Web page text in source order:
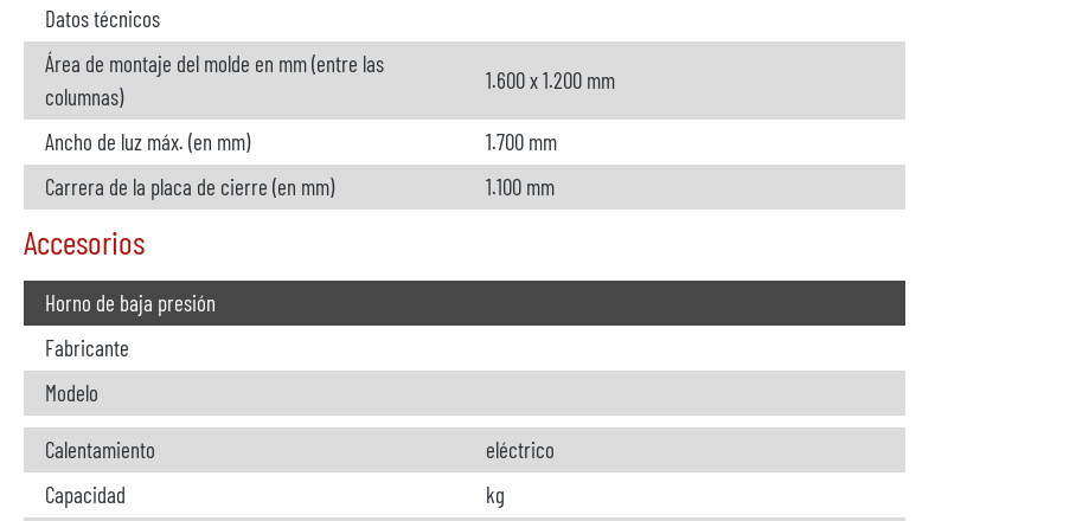
Datos técnicos
Área de montaje del molde en mm (entre las
columnas)
1.600 x 1.200 mm
Ancho de luz máx. (en mm)
1.700 mm
Carrera de la placa de cierre (en mm)
1.100 mm
Accesorios
Horno de baja presión
Fabricante
Modelo
Calentamiento
eléctrico
Capacidad
kg